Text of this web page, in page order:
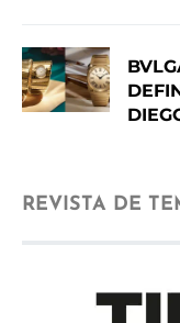
REVISTA DE